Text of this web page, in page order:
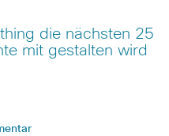
die nächsten 25
mit gestalten wird